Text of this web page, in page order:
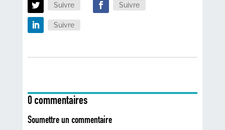
Suivre Suivre
Suivre
0 commentaires
Soumettre un commentaire